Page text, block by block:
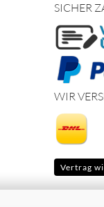
SICHER
WIR
Vertrag